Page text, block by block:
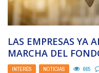
LAS EMPRESAS YA
MARCHA DEL
GREMIOS ...
INTERÉS , NOTICIAS 665